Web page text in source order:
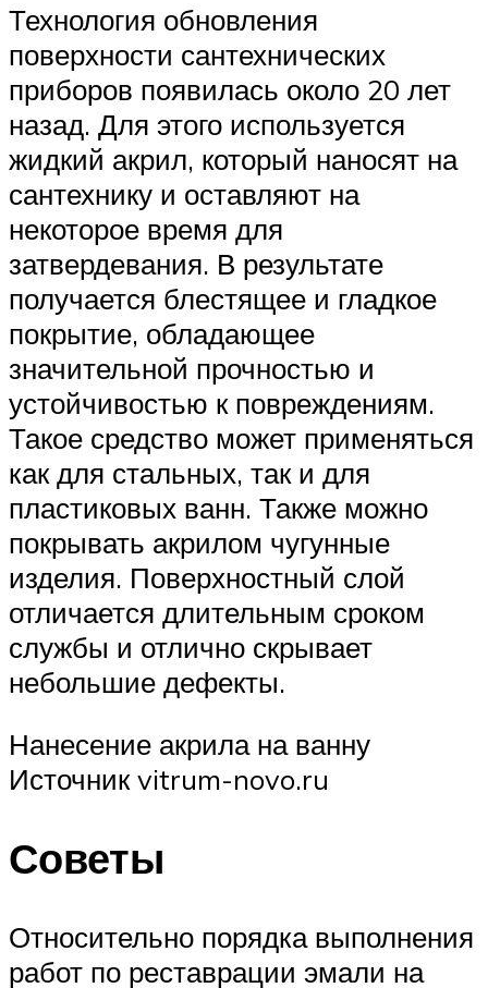
Технология обновления
поверхности сантехнических
приборов появилась около 20 лет
назад. Для этого используется
жидкий акрил, который наносят на
сантехнику и оставляют на
некоторое время для
затвердевания. В результате
получается блестящее и гладкое
покрытие, обладающее
значительной прочностью и
устойчивостью к повреждениям.
Такое средство может применяться
как для стальных, так и для
пластиковых ванн. Также можно
покрывать акрилом чугунные
изделия. Поверхностный слой
отличается длительным сроком
службы и отлично скрывает
небольшие дефекты.
Нанесение акрила на ванну
Источник vitrum-novo.ru
Советы
Относительно порядка выполнения
работ по реставрации эмали на